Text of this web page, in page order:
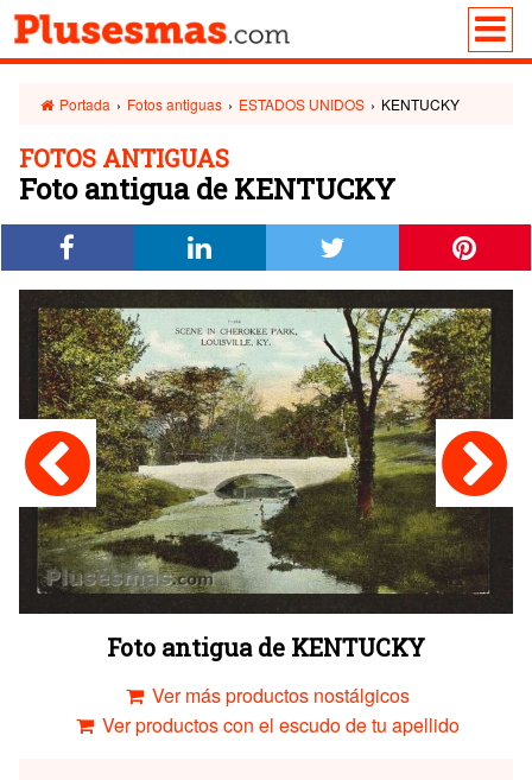
Portada › Fotos antiguas › ESTADOS UNIDOS › KENTUCKY
FOTOS ANTIGUAS
Foto antigua de KENTUCKY
Foto antigua de KENTUCKY
Ver más productos nostálgicos
Ver productos con el escudo de tu apellido